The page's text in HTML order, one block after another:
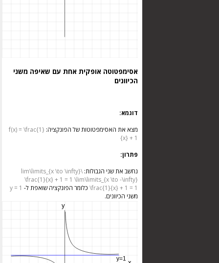
אסימפטוטה אופקית אחת עם שאיפה משני
הכיוונים
דוגמא:
מצא את האסימפטוטות של הפונקציה:f(x) = \frac{1}
{x} + 1
פתרון:
נחשב את שני הגבולות: \lim\limits_{x \to \infty}
\frac{1}{x} + 1 = 1 \lim\limits_{x \to -\infty}
\frac{1}{x} + 1 = 1 כלומר הפונקציה שואפת ל- y = 1
משני הכיוונים.